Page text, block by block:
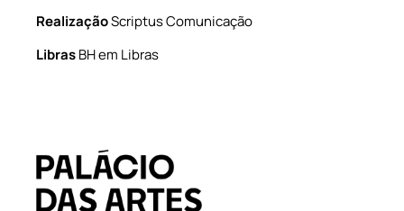
RealizaçãoScriptus Comunicação
LibrasBH em Libras